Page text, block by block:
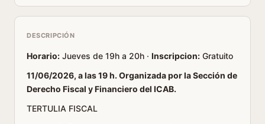
DESCRIPCIÓN
Horario: Jueves de 19h a 20h · Inscripcion: Gratuito
11/06/2026, a las 19 h. Organizada por la Sección de
Derecho Fiscal y Financiero del ICAB.
TERTULIA FISCAL